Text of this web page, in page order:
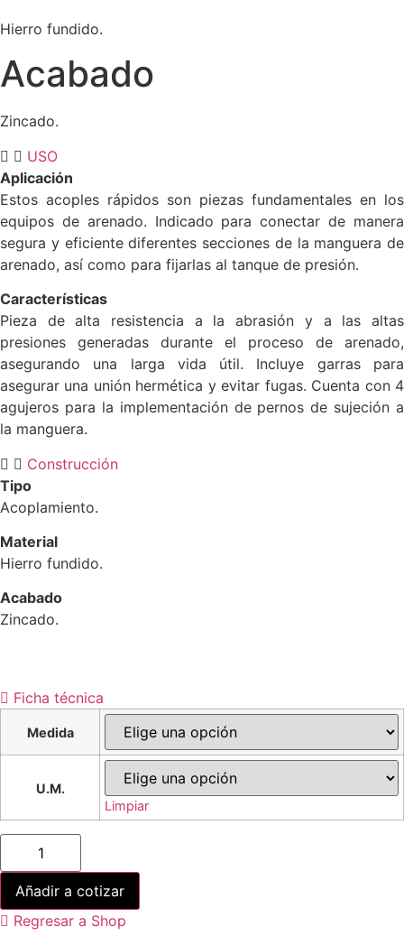
Hierro fundido.
Acabado
Zincado.
USO
Aplicación
Estos acoples rápidos son piezas fundamentales en los
equipos de arenado. Indicado para conectar de manera
segura y eficiente diferentes secciones de la manguera de
arenado, así como para fijarlas al tanque de presión.
Características
Pieza de alta resistencia a la abrasión y a las altas
presiones generadas durante el proceso de arenado,
asegurando una larga vida útil. Incluye garras para
asegurar una unión hermética y evitar fugas. Cuenta con 4
agujeros para la implementación de pernos de sujeción a
la manguera.
Construcción
Tipo
Acoplamiento.
Material
Hierro fundido.
Acabado
Zincado.
Ficha técnica
Medida
U.M.
Limpiar
ACOPLE
MANG.
ARENADO
cantidad
Añadir a cotizar
Regresar a Shop